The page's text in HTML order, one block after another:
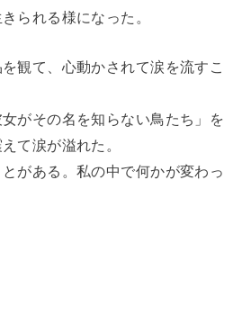
られる様になった。
観て、心動かされて涙を流すこ
がその名を知らない鳥たち」を
て涙が溢れた。
がある。私の中で何かが変わっ